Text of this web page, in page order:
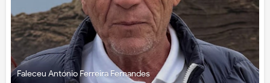
Faleceu António Ferreira Fernandes